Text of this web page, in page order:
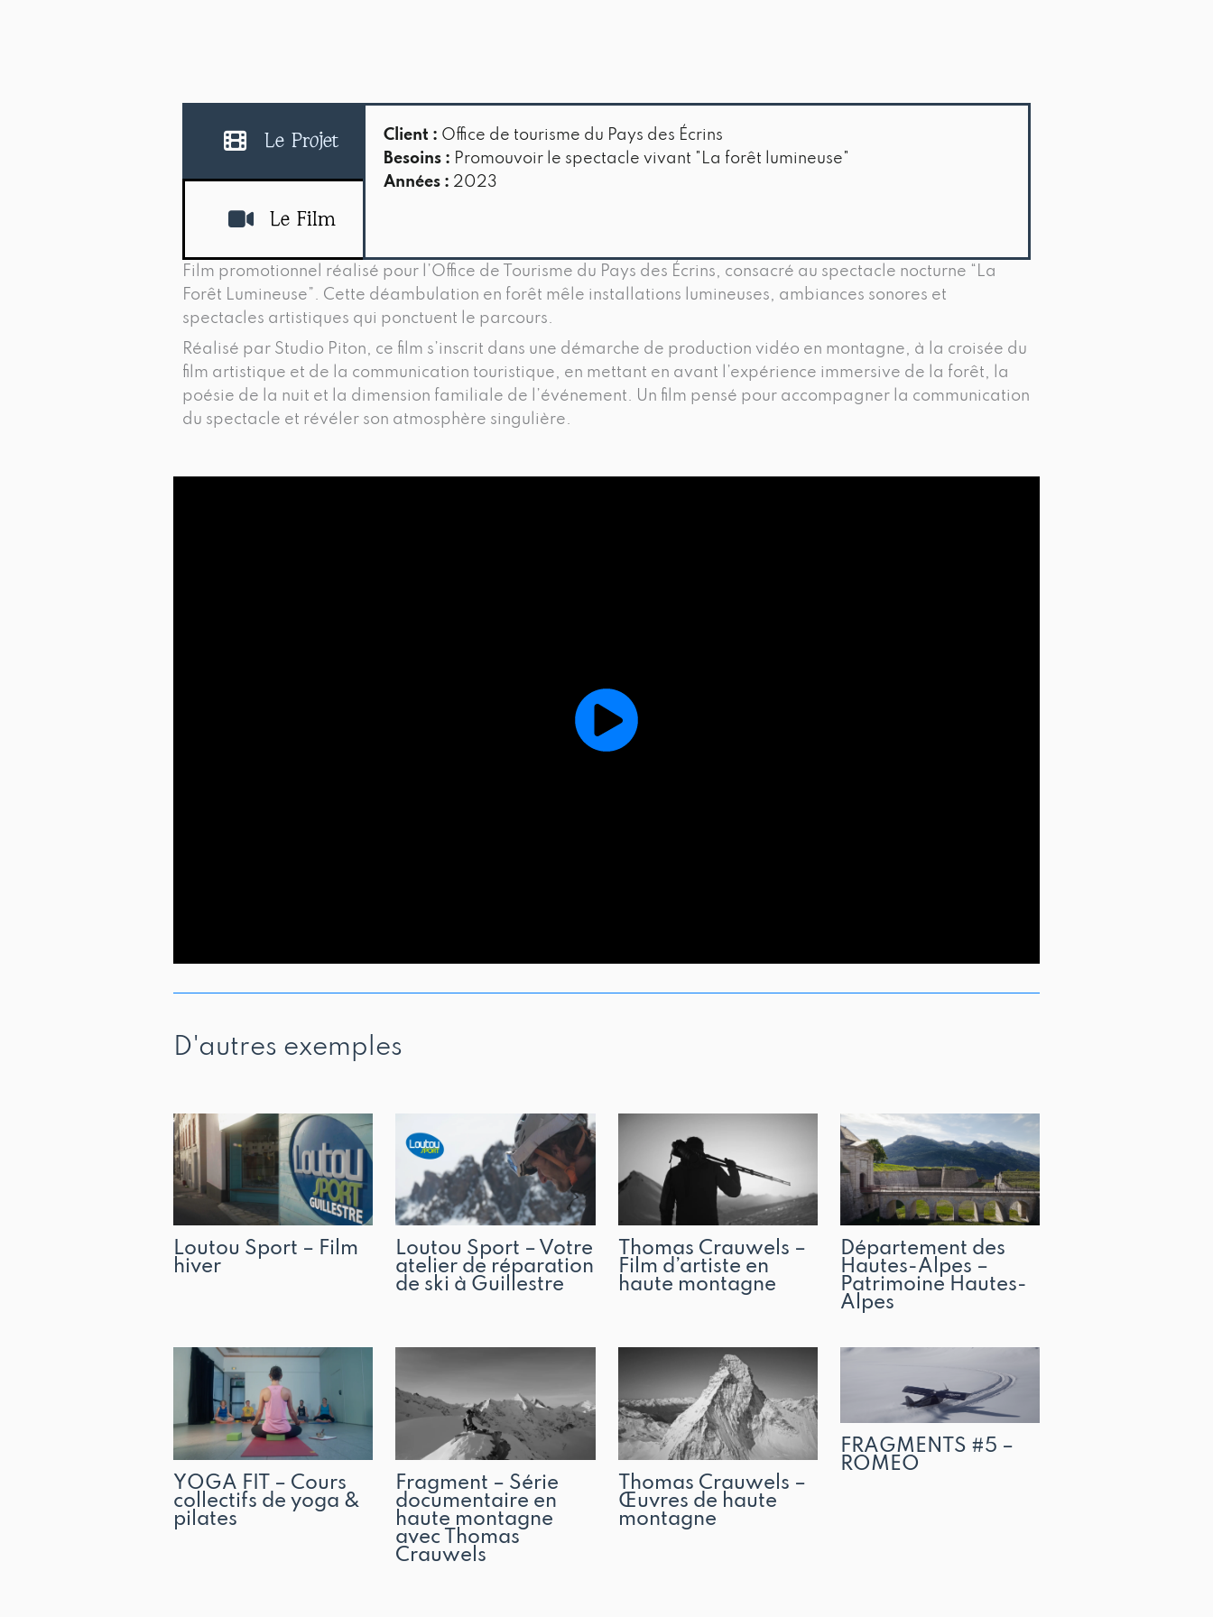
Le Projet
Le Film
Client : Office de tourisme du Pays des Écrins
Besoins : Promouvoir le spectacle vivant "La forêt lumineuse"
Années : 2023
Film promotionnel réalisé pour l’Office de Tourisme du Pays des Écrins, consacré au spectacle nocturne “La
Forêt Lumineuse”. Cette déambulation en forêt mêle installations lumineuses, ambiances sonores et
spectacles artistiques qui ponctuent le parcours.
Réalisé par Studio Piton, ce film s’inscrit dans une démarche de production vidéo en montagne, à la croisée du
film artistique et de la communication touristique, en mettant en avant l’expérience immersive de la forêt, la
poésie de la nuit et la dimension familiale de l’événement. Un film pensé pour accompagner la communication
du spectacle et révéler son atmosphère singulière.
D'autres exemples
Loutou Sport – Film
hiver
Loutou Sport – Votre
atelier de réparation
de ski à Guillestre
Thomas Crauwels –
Film d’artiste en
haute montagne
Département des
Hautes-Alpes –
Patrimoine Hautes-
Alpes
YOGA FIT – Cours
collectifs de yoga &
pilates
Fragment – Série
documentaire en
haute montagne
avec Thomas
Crauwels
Thomas Crauwels –
Œuvres de haute
montagne
FRAGMENTS #5 –
ROMEO